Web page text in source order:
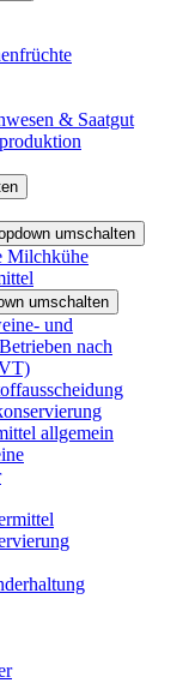
& Saatgut
umschalten
Milchkühe
umschalten
und
nach
allgemein